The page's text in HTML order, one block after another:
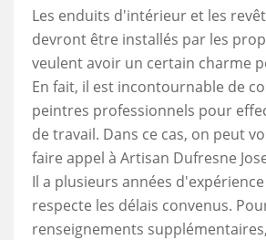
Les enduits d'intérieur et les
devront être installés par les
veulent avoir un certain charme
En fait, il est incontournable de
peintres professionnels pour
de travail. Dans ce cas, on peut
faire appel à Artisan Dufresne
Il a plusieurs années
respecte les délais convenus.
renseignements